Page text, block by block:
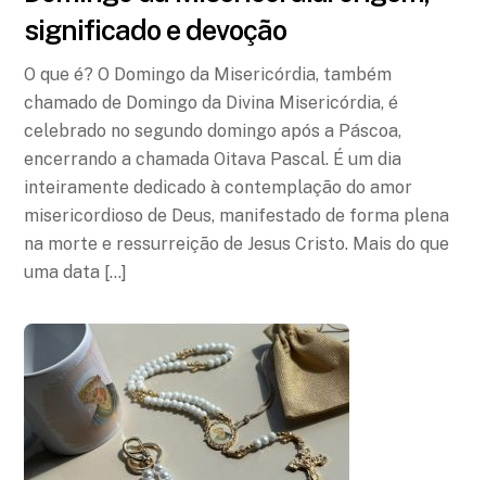
significado e devoção
O que é? O Domingo da Misericórdia, também
chamado de Domingo da Divina Misericórdia, é
celebrado no segundo domingo após a Páscoa,
encerrando a chamada Oitava Pascal. É um dia
inteiramente dedicado à contemplação do amor
misericordioso de Deus, manifestado de forma plena
na morte e ressurreição de Jesus Cristo. Mais do que
uma data […]